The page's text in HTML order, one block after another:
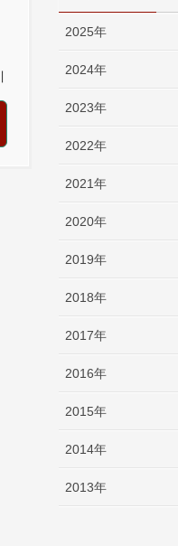
2025年
2024年
2023年
2022年
2021年
2020年
2019年
2018年
2017年
2016年
2015年
2014年
2013年